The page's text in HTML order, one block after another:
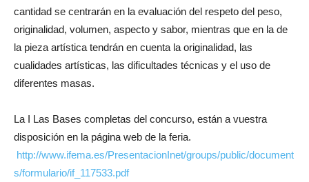
cantidad se centrarán en la evaluación del respeto del peso,
originalidad, volumen, aspecto y sabor, mientras que en la de
la pieza artística tendrán en cuenta la originalidad, las
cualidades artísticas, las dificultades técnicas y el uso de
diferentes masas.
La I Las Bases completas del concurso, están a vuestra
disposición en la página web de la feria.
http://www.ifema.es/PresentacionInet/groups/public/document
s/formulario/if_117533.pdf